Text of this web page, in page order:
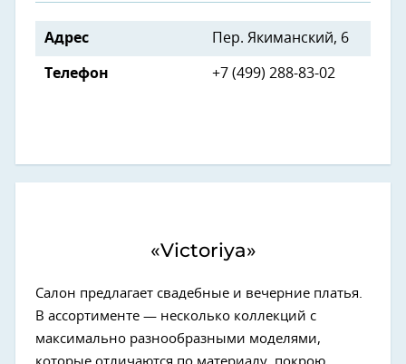
Адрес Пер. Якиманский, 6
Телефон +7 (499) 288-83-02
«Victoriya»
Салон предлагает свадебные и вечерние платья.
В ассортименте — несколько коллекций с
максимально разнообразными моделями,